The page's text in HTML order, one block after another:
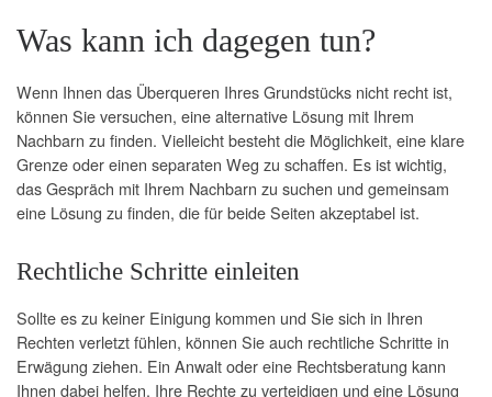
Was kann ich dagegen tun?
Wenn Ihnen das Überqueren Ihres Grundstücks nicht recht ist,
können Sie versuchen, eine alternative Lösung mit Ihrem
Nachbarn zu finden. Vielleicht besteht die Möglichkeit, eine klare
Grenze oder einen separaten Weg zu schaffen. Es ist wichtig,
das Gespräch mit Ihrem Nachbarn zu suchen und gemeinsam
eine Lösung zu finden, die für beide Seiten akzeptabel ist.
Rechtliche Schritte einleiten
Sollte es zu keiner Einigung kommen und Sie sich in Ihren
Rechten verletzt fühlen, können Sie auch rechtliche Schritte in
Erwägung ziehen. Ein Anwalt oder eine Rechtsberatung kann
Ihnen dabei helfen, Ihre Rechte zu verteidigen und eine Lösung